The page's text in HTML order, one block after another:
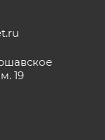
19